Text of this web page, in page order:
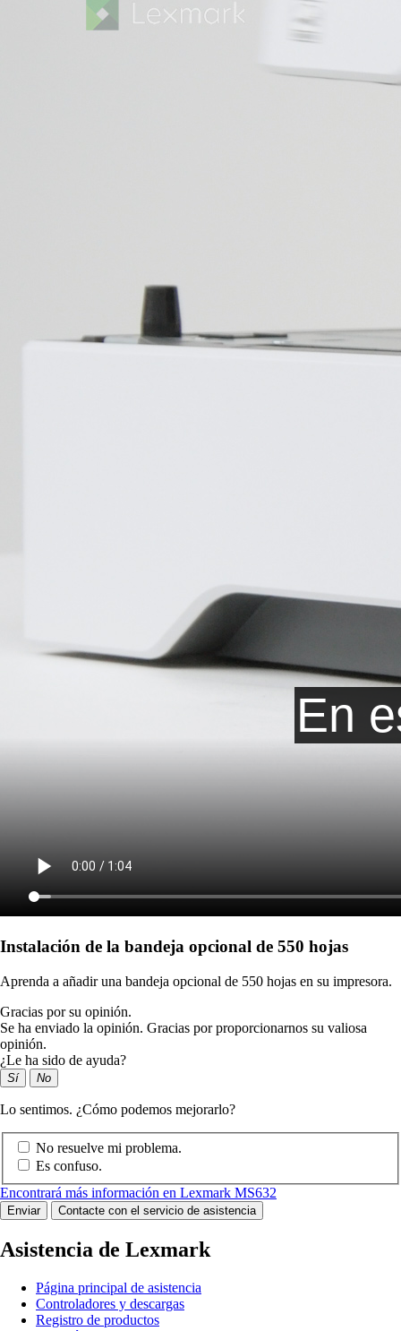
Instalación de la bandeja opcional de 550 hojas
Aprenda a añadir una bandeja opcional de 550 hojas en su impresora.
Gracias por su opinión.
Se ha enviado la opinión. Gracias por proporcionarnos su valiosa
opinión.
¿Le ha sido de ayuda?
Sí No
Lo sentimos. ¿Cómo podemos mejorarlo?
No resuelve mi problema.
Es confuso.
Encontrará más información en Lexmark MS632
Enviar Contacte con el servicio de asistencia
Asistencia de Lexmark
Página principal de asistencia
Controladores y descargas
Registro de productos